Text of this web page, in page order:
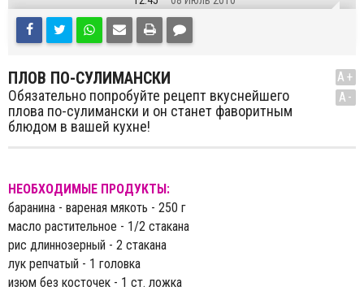
ПЛОВ ПО-СУЛИМАНСКИ
Обязательно попробуйте рецепт вкуснейшего
плова по-сулимански и он станет фаворитным
блюдом в вашей кухне!
A+
A-
НЕОБХОДИМЫЕ ПРОДУКТЫ:
баранина - вареная мякоть - 250 г
масло растительное - 1/2 стакана
рис длиннозерный - 2 стакана
лук репчатый - 1 головка
изюм без косточек - 1 ст. ложка